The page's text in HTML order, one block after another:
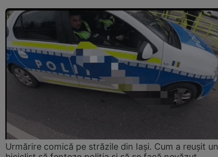
Urmărire comică pe străzile din Iași. Cum a reușit un